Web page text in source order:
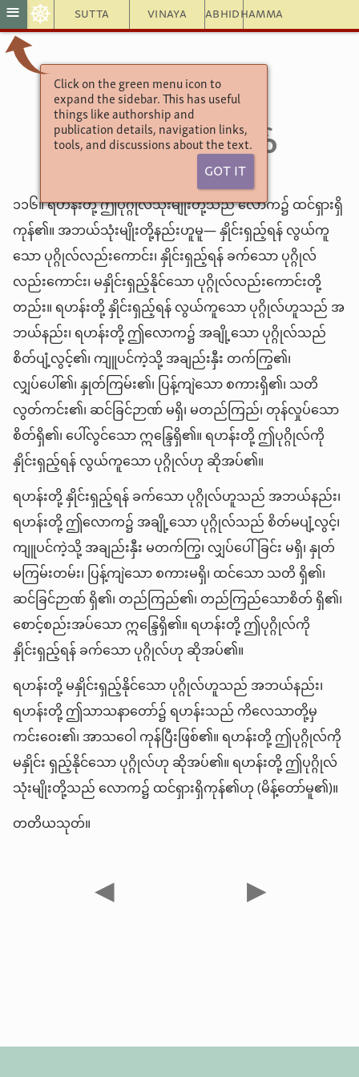
Sutta Vinaya Abhidhamma
≡ ☸
Click on the green menu icon to
expand the sidebar. This has useful
things like authorship and
publication details, navigation links,
tools, and discussions about the text.
Got It
အင်္ဂုတ္တရနိကာယ်
(၁၂) ၂-အာပါယိကဝဂ်
၃-အပ္ပမေယျသုတ်
၁၁၆။ ရဟန်းတို့ ဤပုဂ္ဂိုလ်သုံးမျိုးတို့သည် လောက၌ ထင်ရှားရှိ
ကုန်၏။ အဘယ်သုံးမျိုးတို့နည်းဟူမူ— နှိုင်းရှည့်ရန် လွယ်ကူ
သော ပုဂ္ဂိုလ်လည်းကောင်း၊ နှိုင်းရှည့်ရန် ခက်သော ပုဂ္ဂိုလ်
လည်းကောင်း၊ မနှိုင်းရှည့်နိုင်သော ပုဂ္ဂိုလ်လည်းကောင်းတို့
တည်း။ ရဟန်းတို့ နှိုင်းရှည့်ရန် လွယ်ကူသော ပုဂ္ဂိုလ်ဟူသည် အ
ဘယ်နည်း၊ ရဟန်းတို့ ဤလောက၌ အချို့သော ပုဂ္ဂိုလ်သည်
စိတ်ပျံ့လွင့်၏၊ ကျူပင်ကဲ့သို့ အချည်းနှီး တက်ကြွ၏၊
လျှပ်ပေါ်၏၊ နှုတ်ကြမ်း၏၊ ပြန့်ကျဲသော စကားရှိ၏၊ သတိ
လွတ်ကင်း၏၊ ဆင်ခြင်ဉာဏ် မရှိ၊ မတည်ကြည်၊ တုန်လှုပ်သော
စိတ်ရှိ၏၊ ပေါ်လွင်သော ဣန္ဒြေရှိ၏။ ရဟန်းတို့ ဤပုဂ္ဂိုလ်ကို
နှိုင်းရှည့်ရန် လွယ်ကူသော ပုဂ္ဂိုလ်ဟု ဆိုအပ်၏။
ရဟန်းတို့ နှိုင်းရှည့်ရန် ခက်သော ပုဂ္ဂိုလ်ဟူသည် အဘယ်နည်း၊
ရဟန်းတို့ ဤလောက၌ အချို့သော ပုဂ္ဂိုလ်သည် စိတ်မပျံ့လွင့်၊
ကျူပင်ကဲ့သို့ အချည်းနှီး မတက်ကြွ၊ လျှပ်ပေါ်ခြင်း မရှိ၊ နှုတ်
မကြမ်းတမ်း၊ ပြန့်ကျဲသော စကားမရှိ၊ ထင်သော သတိ ရှိ၏၊
ဆင်ခြင်ဉာဏ် ရှိ၏၊ တည်ကြည်၏၊ တည်ကြည်သောစိတ် ရှိ၏၊
စောင့်စည်းအပ်သော ဣန္ဒြေရှိ၏။ ရဟန်းတို့ ဤပုဂ္ဂိုလ်ကို
နှိုင်းရှည့်ရန် ခက်သော ပုဂ္ဂိုလ်ဟု ဆိုအပ်၏။
ရဟန်းတို့ မနှိုင်းရှည့်နိုင်သော ပုဂ္ဂိုလ်ဟူသည် အဘယ်နည်း၊
ရဟန်းတို့ ဤသာသနာတော်၌ ရဟန်းသည် ကိလေသာတို့မှ
ကင်းဝေး၏၊ အာသဝေါ ကုန်ပြီးဖြစ်၏။ ရဟန်းတို့ ဤပုဂ္ဂိုလ်ကို
မနှိုင်း ရှည့်နိုင်သော ပုဂ္ဂိုလ်ဟု ဆိုအပ်၏။ ရဟန်းတို့ ဤပုဂ္ဂိုလ်
သုံးမျိုးတို့သည် လောက၌ ထင်ရှားရှိကုန်၏ဟု (မိန့်တော်မူ၏)။
တတိယသုတ်။
◀ ▶